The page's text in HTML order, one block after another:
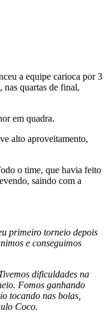
a equipe carioca por 3
quartas de final,
em quadra.
alto aproveitamento,
o time, que havia feito
saindo com a
primeiro torneio depois
e conseguimos
dificuldades na
Fomos ganhando
tocando nas bolas,
Coco.